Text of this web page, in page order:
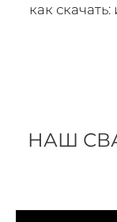
как
НАШ